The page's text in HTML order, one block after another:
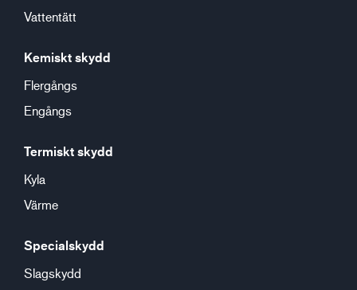
Vattentätt
Kemiskt skydd
Flergångs
Engångs
Termiskt skydd
Kyla
Värme
Specialskydd
Slagskydd